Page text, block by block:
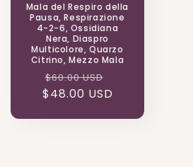
Mala del Respiro della
Pausa, Respirazione
4-2-6, Ossidiana
Nera, Diaspro
Multicolore, Quarzo
Citrino, Mezzo Mala
Prezzo
di
$60.00 USD
scontato
$48.00 USD